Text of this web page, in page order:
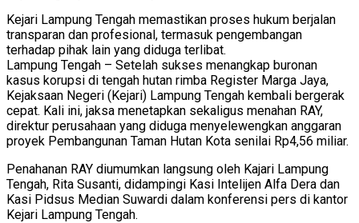
Kejari Lampung Tengah memastikan proses hukum berjalan
transparan dan profesional, termasuk pengembangan
terhadap pihak lain yang diduga terlibat.
Lampung Tengah – Setelah sukses menangkap buronan
kasus korupsi di tengah hutan rimba Register Marga Jaya,
Kejaksaan Negeri (Kejari) Lampung Tengah kembali bergerak
cepat. Kali ini, jaksa menetapkan sekaligus menahan RAY,
direktur perusahaan yang diduga menyelewengkan anggaran
proyek Pembangunan Taman Hutan Kota senilai Rp4,56 miliar.
Penahanan RAY diumumkan langsung oleh Kajari Lampung
Tengah, Rita Susanti, didampingi Kasi Intelijen Alfa Dera dan
Kasi Pidsus Median Suwardi dalam konferensi pers di kantor
Kejari Lampung Tengah.